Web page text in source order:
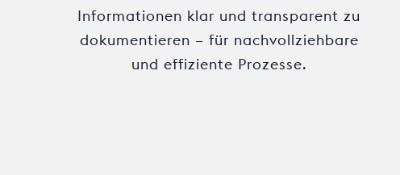
Informationen klar und transparent zu
dokumentieren – für nachvollziehbare
und effiziente Prozesse.